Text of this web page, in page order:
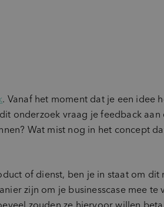
. Vanaf het moment dat je een idee
onderzoek vraag je feedback aan
Wat mist nog in het concept
of dienst, ben je in staat om
zijn om je businesscase mee te
zouden ze hiervoor willen